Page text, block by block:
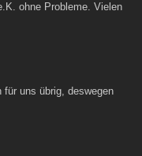
ohne Probleme. Vielen
für uns übrig, deswegen